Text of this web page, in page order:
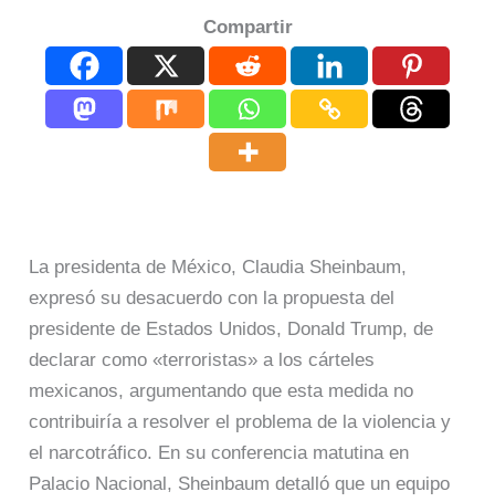
Compartir
La presidenta de México, Claudia Sheinbaum,
expresó su desacuerdo con la propuesta del
presidente de Estados Unidos, Donald Trump, de
declarar como «terroristas» a los cárteles
mexicanos, argumentando que esta medida no
contribuiría a resolver el problema de la violencia y
el narcotráfico. En su conferencia matutina en
Palacio Nacional, Sheinbaum detalló que un equipo